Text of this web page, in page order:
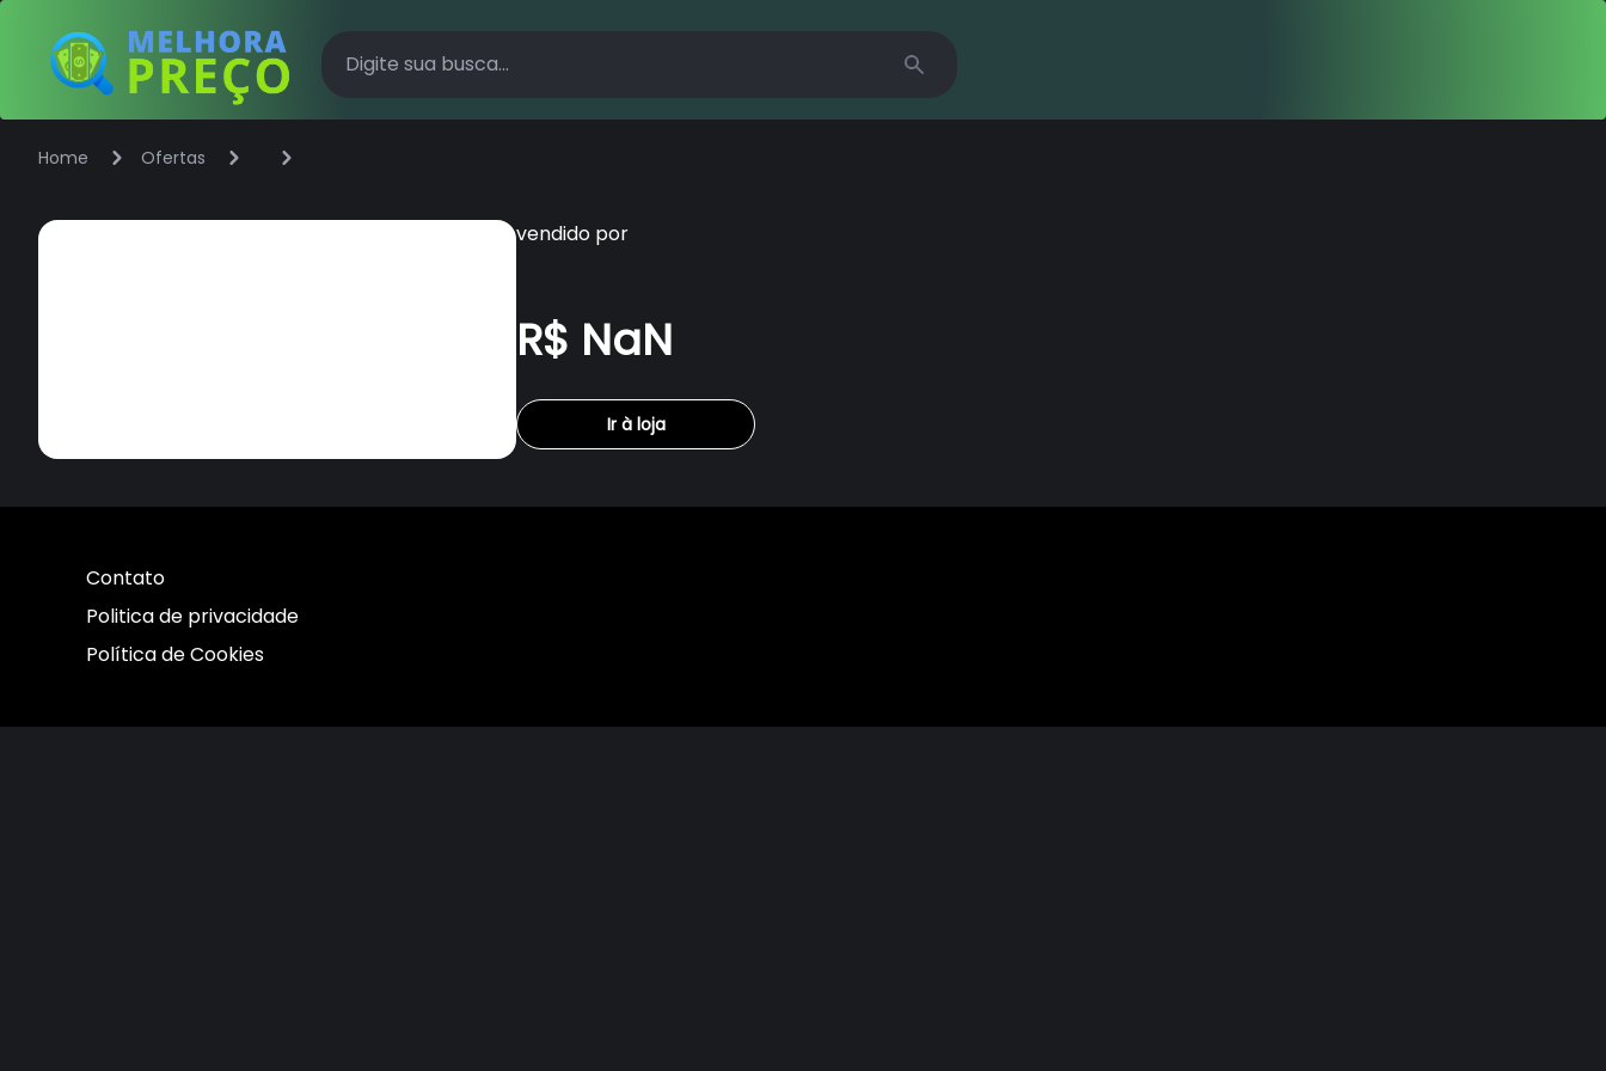
Home Ofertas
vendido por
R$ NaN
Ir à loja
Contato
Politica de privacidade
Política de Cookies